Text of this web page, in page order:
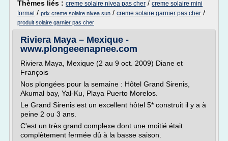
Thèmes liés : creme solaire nivea pas cher / creme solaire mini
format/ prix creme solaire nivea sun / creme solaire garnier pas cher /
produit solaire garnier pas cher
Riviera Maya – Mexique -
www.plongeeenapnee.com
Riviera Maya, Mexique (2 au 9 oct. 2009) Diane et
François
Nos plongées pour la semaine : Hôtel Grand Sirenis,
Akumal bay, Yal-Ku, Playa Puerto Morelos.
Le Grand Sirenis est un excellent hôtel 5* construit il y a à
peine 2 ou 3 ans.
C'est un très grand complexe dont une moitié était
complètement fermée dû à la basse saison.